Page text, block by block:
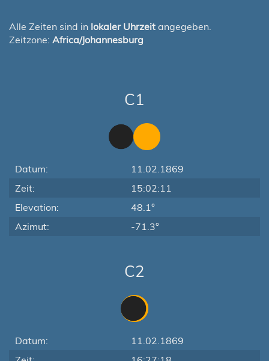
Alle Zeiten sind in lokaler Uhrzeit angegeben.
Zeitzone: Africa/Johannesburg
C1
Datum:
11.02.1869
Zeit:
15:02:11
Elevation:
48.1°
Azimut:
-71.3°
C2
Datum:
11.02.1869